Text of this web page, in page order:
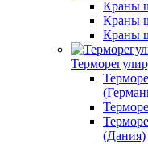
Краны
Краны
Краны
(Дания)